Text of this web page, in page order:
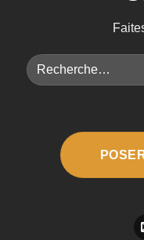
Recherche
pour :